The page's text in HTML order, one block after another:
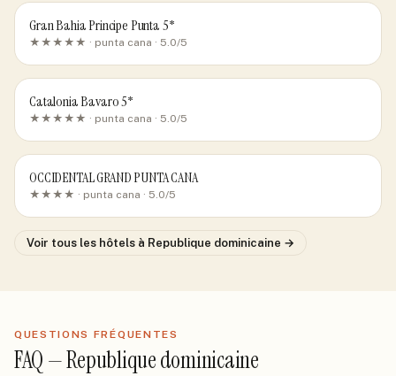
Gran Bahia Principe Punta 5*
★★★★★ · punta cana · 5.0/5
Catalonia Bavaro 5*
★★★★★ · punta cana · 5.0/5
OCCIDENTAL GRAND PUNTA CANA
★★★★ · punta cana · 5.0/5
Voir tous les hôtels à Republique dominicaine →
QUESTIONS FRÉQUENTES
FAQ —Republique dominicaine